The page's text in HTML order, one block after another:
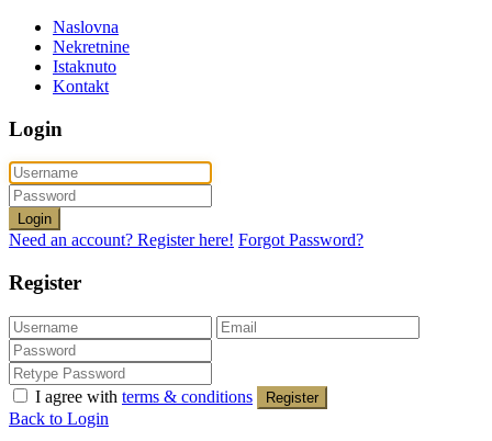
Naslovna
Nekretnine
Istaknuto
Kontakt
Login
Login
Need an account? Register here! Forgot Password?
Register
I agree with terms & conditions Register
Back to Login